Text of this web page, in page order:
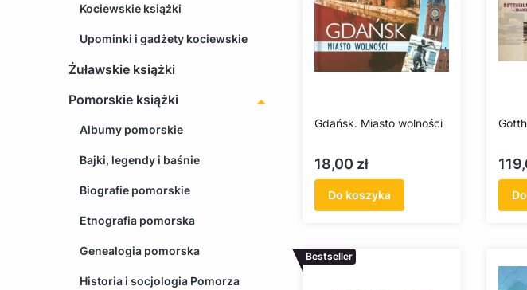
Kociewskie książki
Upominki i gadżety kociewskie
Żuławskie książki
Pomorskie książki
Albumy pomorskie
Bajki, legendy i baśnie
Biografie pomorskie
Etnografia pomorska
Genealogia pomorska
Historia i socjologia Pomorza
Gdańsk. Miasto wolności
Cena
18,00 zł
Do koszyka
Bestseller